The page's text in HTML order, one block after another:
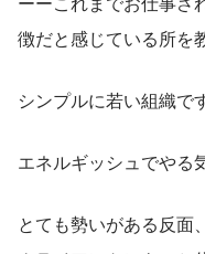
徴だと感じている所を
シンプルに若い組織で
エネルギッシュでやる
とても勢いがある反面